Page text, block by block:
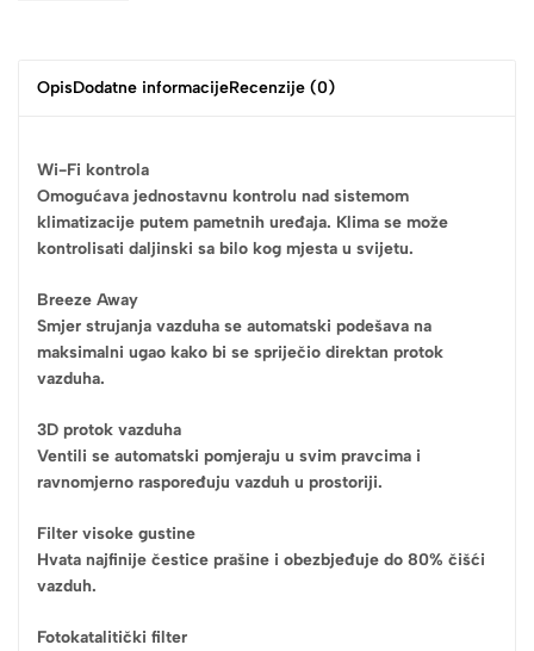
OpisDodatne informacijeRecenzije (0)
Wi-Fi kontrola
Omogućava jednostavnu kontrolu nad sistemom
klimatizacije putem pametnih uređaja. Klima se može
kontrolisati daljinski sa bilo kog mjesta u svijetu.
Breeze Away
Smjer strujanja vazduha se automatski podešava na
maksimalni ugao kako bi se spriječio direktan protok
vazduha.
3D protok vazduha
Ventili se automatski pomjeraju u svim pravcima i
ravnomjerno raspoređuju vazduh u prostoriji.
Filter visoke gustine
Hvata najfinije čestice prašine i obezbjeđuje do 80% čišći
vazduh.
Fotokatalitički filter